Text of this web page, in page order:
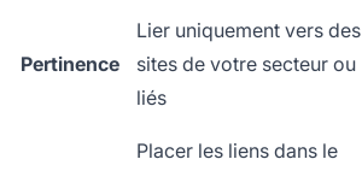
Pertinence
Lier uniquement vers des
sites de votre secteur ou
liés
Placer les liens dans le